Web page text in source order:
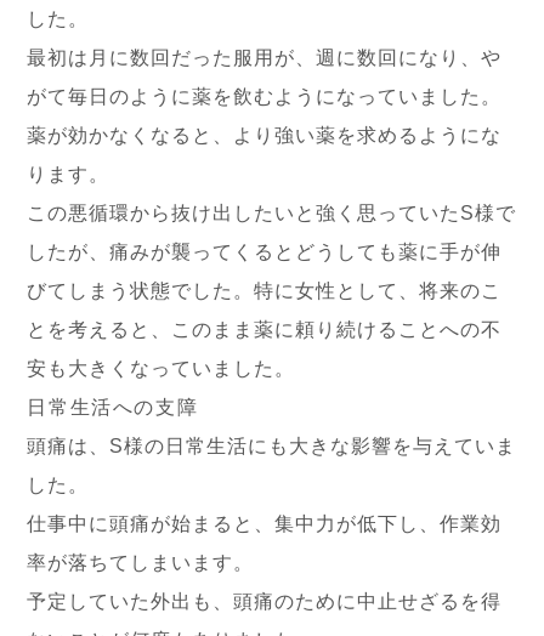
した。
最初は月に数回だった服用が、週に数回になり、や
がて毎日のように薬を飲むようになっていました。
薬が効かなくなると、より強い薬を求めるようにな
ります。
この悪循環から抜け出したいと強く思っていたS様で
したが、痛みが襲ってくるとどうしても薬に手が伸
びてしまう状態でした。特に女性として、将来のこ
とを考えると、このまま薬に頼り続けることへの不
安も大きくなっていました。
日常生活への支障
頭痛は、S様の日常生活にも大きな影響を与えていま
した。
仕事中に頭痛が始まると、集中力が低下し、作業効
率が落ちてしまいます。
予定していた外出も、頭痛のために中止せざるを得